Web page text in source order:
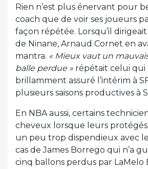
Rien n’est plus énervant pour
coach que de voir ses joueurs
façon répétée. Lorsqu’il dirigeait
de Ninane, Arnaud Cornet en
mantra. « Mieux vaut un
balle perdue » répétait celui qui
brillamment assuré l’intérim à
plusieurs saisons productives à
En NBA aussi, certains
cheveux lorsque leurs
un peu trop dispendieux avec le
cas de James Borrego qui n’a
cinq ballons perdus par LaMelo